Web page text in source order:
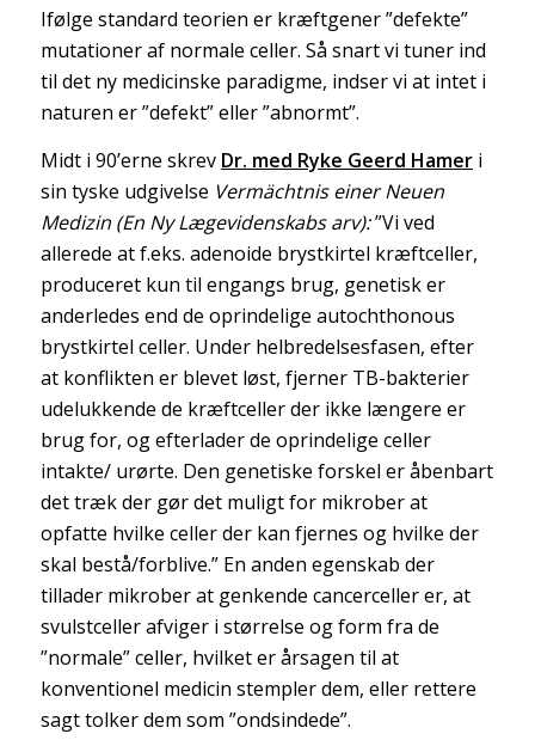
Ifølge standard teorien er kræftgener ”defekte”
mutationer af normale celler. Så snart vi tuner ind
til det ny medicinske paradigme, indser vi at intet i
naturen er ”defekt” eller ”abnormt”.
Midt i 90’erne skrev Dr. med Ryke Geerd Hamer i
sin tyske udgivelse Vermächtnis einer Neuen
Medizin (En Ny Lægevidenskabs arv):”Vi ved
allerede at f.eks. adenoide brystkirtel kræftceller,
produceret kun til engangs brug, genetisk er
anderledes end de oprindelige autochthonous
brystkirtel celler. Under helbredelsesfasen, efter
at konflikten er blevet løst, fjerner TB-bakterier
udelukkende de kræftceller der ikke længere er
brug for, og efterlader de oprindelige celler
intakte/ urørte. Den genetiske forskel er åbenbart
det træk der gør det muligt for mikrober at
opfatte hvilke celler der kan fjernes og hvilke der
skal bestå/forblive.” En anden egenskab der
tillader mikrober at genkende cancerceller er, at
svulstceller afviger i størrelse og form fra de
”normale” celler, hvilket er årsagen til at
konventionel medicin stempler dem, eller rettere
sagt tolker dem som ”ondsindede”.